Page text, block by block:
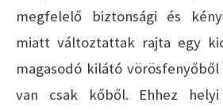
megfelelő biztonsági és
miatt változtattak rajta egy
magasodó kilátó
van csak kőből. Ehhez